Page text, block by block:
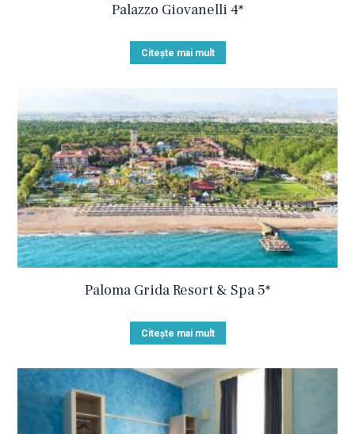
Palazzo Giovanelli 4*
Citește mai mult
Paloma Grida Resort & Spa 5*
Citește mai mult